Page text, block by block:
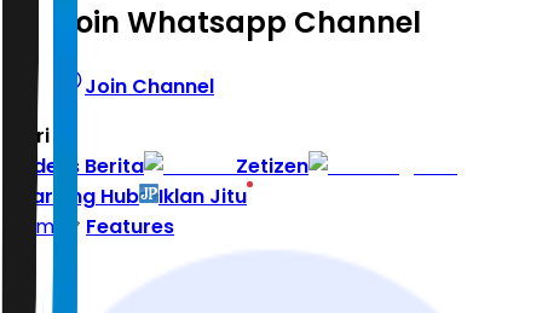
Join Whatsapp Channel
Join Channel
Hari ini
Indeks Berita
Zetizen
Learning Hub
Iklan Jitu
Home
Features